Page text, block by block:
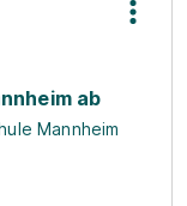
ab
Mannheim